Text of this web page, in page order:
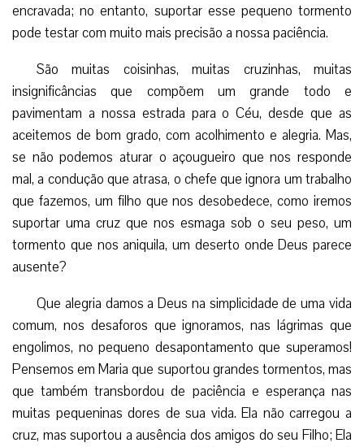
encravada; no entanto, suportar esse pequeno tormento
pode testar com muito mais precisão a nossa paciência.
São muitas coisinhas, muitas cruzinhas, muitas
insignificâncias que compõem um grande todo e
pavimentam a nossa estrada para o Céu, desde que as
aceitemos de bom grado, com acolhimento e alegria. Mas,
se não podemos aturar o açougueiro que nos responde
mal, a condução que atrasa, o chefe que ignora um trabalho
que fazemos, um filho que nos desobedece, como iremos
suportar uma cruz que nos esmaga sob o seu peso, um
tormento que nos aniquila, um deserto onde Deus parece
ausente?
Que alegria damos a Deus na simplicidade de uma vida
comum, nos desaforos que ignoramos, nas lágrimas que
engolimos, no pequeno desapontamento que superamos!
Pensemos em Maria que suportou grandes tormentos, mas
que também transbordou de paciência e esperança nas
muitas pequeninas dores de sua vida. Ela não carregou a
cruz, mas suportou a ausência dos amigos do seu Filho; Ela